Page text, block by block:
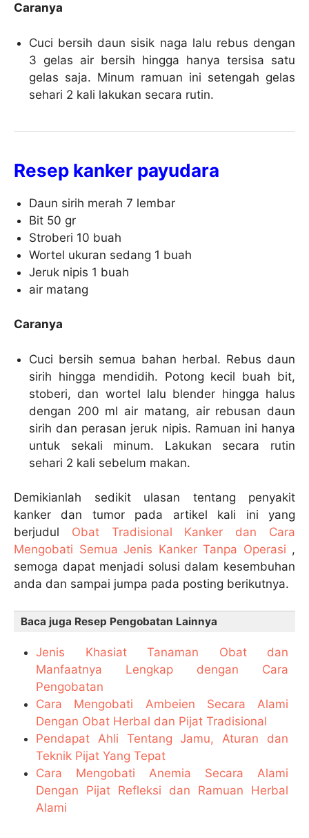
Caranya
Cuci bersih daun sisik naga lalu rebus dengan
3 gelas air bersih hingga hanya tersisa satu
gelas saja. Minum ramuan ini setengah gelas
sehari 2 kali lakukan secara rutin.
Resep kanker payudara
Daun sirih merah 7 lembar
Bit 50 gr
Stroberi 10 buah
Wortel ukuran sedang 1 buah
Jeruk nipis 1 buah
air matang
Caranya
Cuci bersih semua bahan herbal. Rebus daun
sirih hingga mendidih. Potong kecil buah bit,
stoberi, dan wortel lalu blender hingga halus
dengan 200 ml air matang, air rebusan daun
sirih dan perasan jeruk nipis. Ramuan ini hanya
untuk sekali minum. Lakukan secara rutin
sehari 2 kali sebelum makan.
Demikianlah sedikit ulasan tentang penyakit
kanker dan tumor pada artikel kali ini yang
berjudul Obat Tradisional Kanker dan Cara
Mengobati Semua Jenis Kanker Tanpa Operasi ,
semoga dapat menjadi solusi dalam kesembuhan
anda dan sampai jumpa pada posting berikutnya.
Baca juga Resep Pengobatan Lainnya
Jenis Khasiat Tanaman Obat dan
Manfaatnya Lengkap dengan Cara
Pengobatan
Cara Mengobati Ambeien Secara Alami
Dengan Obat Herbal dan Pijat Tradisional
Pendapat Ahli Tentang Jamu, Aturan dan
Teknik Pijat Yang Tepat
Cara Mengobati Anemia Secara Alami
Dengan Pijat Refleksi dan Ramuan Herbal
Alami